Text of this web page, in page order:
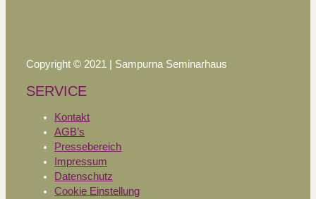
Copyright © 2021 | Sampurna Seminarhaus
SERVICE
Kontakt
AGB’s
Pressebereich
Impressum
Datenschutz
Cookie Einstellung